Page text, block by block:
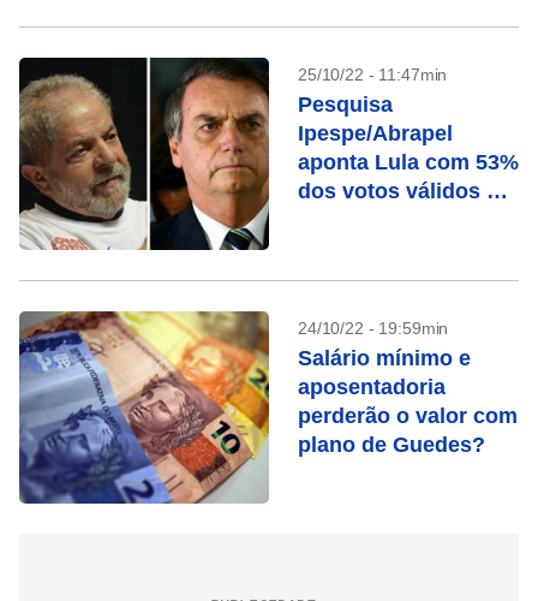
25/10/22 - 11:47min
Pesquisa
Ipespe/Abrapel
aponta Lula com 53%
dos votos válidos e
24/10/22 - 19:59min
Salário mínimo e
aposentadoria
perderão o valor com
plano de Guedes?